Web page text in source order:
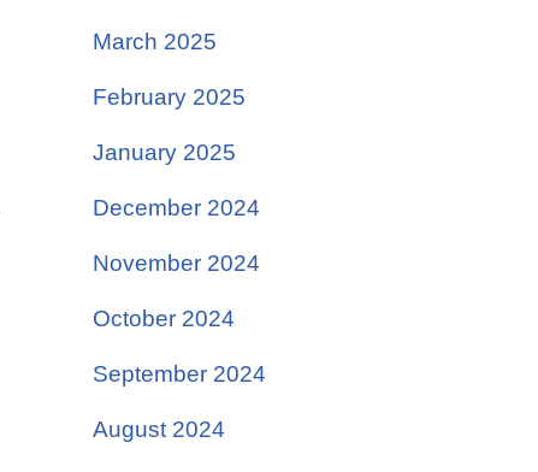
March 2025
February 2025
January 2025
December 2024
November 2024
October 2024
September 2024
August 2024